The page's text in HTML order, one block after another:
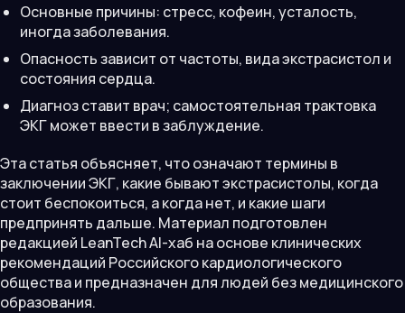
Основные причины: стресс, кофеин, усталость,
иногда заболевания.
Опасность зависит от частоты, вида экстрасистол и
состояния сердца.
Диагноз ставит врач; самостоятельная трактовка
ЭКГ может ввести в заблуждение.
Эта статья объясняет, что означают термины в
заключении ЭКГ, какие бывают экстрасистолы, когда
стоит беспокоиться, а когда нет, и какие шаги
предпринять дальше. Материал подготовлен
редакцией LeanTech AI-хаб на основе клинических
рекомендаций Российского кардиологического
общества и предназначен для людей без медицинского
образования.